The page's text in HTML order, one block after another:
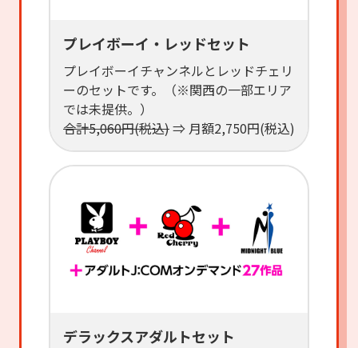
プレイボーイ・レッドセット
プレイボーイチャンネルとレッドチェリ
ーのセットです。（※関西の一部エリア
では未提供。）
合計5,060円(税込)⇒ 月額2,750円(税込)
デラックスアダルトセット